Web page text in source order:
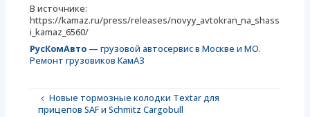
В источнике:
https://kamaz.ru/press/releases/novyy_avtokran_na_shass
i_kamaz_6560/
РусКомАвто— грузовой автосервис в Москве и МО.
Ремонт грузовиков КамАЗ
Новые тормозные колодки Textar для
прицепов SAF и Schmitz Cargobull